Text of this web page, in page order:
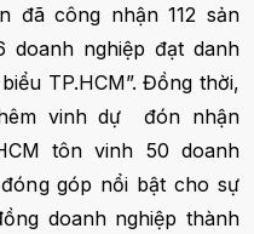
đã công nhận 112 sản
doanh nghiệp đạt danh
TP.HCM”. Đồng thời,
vinh dự đón nhận
tôn vinh 50 doanh
góp nổi bật cho sự
doanh nghiệp thành